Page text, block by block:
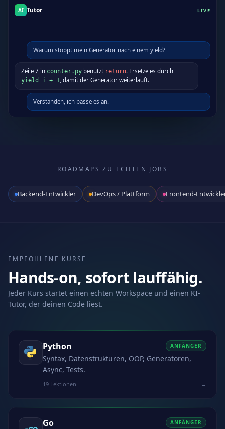
AI Tutor LIVE
Warum stoppt mein Generator nach einem yield?
Zeile 7 in counter.pybenutztreturn. Ersetze es durch
ROADMAPS ZU ECHTEN JOBS
Backend-Entwickler DevOps / Plattform Frontend-
EMPFOHLENE KURSE
Hands-on, sofort lauffähig.
Jeder Kurs startet einen echten Workspace und einen KI-
Tutor, der deinen Code liest.
Python ANFÄNGER
Syntax, Datenstrukturen, OOP, Generatoren,
Async, Tests.
19 Lektionen →
Go ANFÄNGER